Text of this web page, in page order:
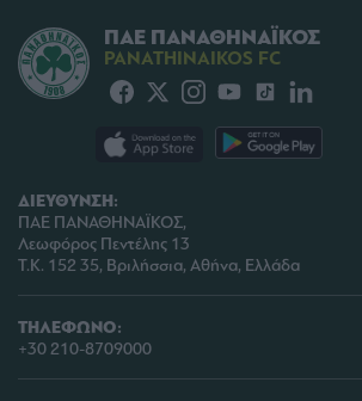
ΔΙΕΥΘΥΝΣΗ:
ΠΑΕ ΠΑΝΑΘΗΝΑΪΚΟΣ,
Λεωφόρος Πεντέλης 13
Τ.Κ. 152 35, Βριλήσσια, Αθήνα, Ελλάδα
ΤΗΛΕΦΩΝΟ:
+30 210-8709000
ΠΑΕ ΠΑΝΑΘΗΝΑΪΚΟΣ
PANATHINAIKOS FC